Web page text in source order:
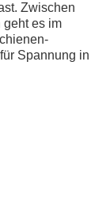
Zwischen
geht es im
Spannung in